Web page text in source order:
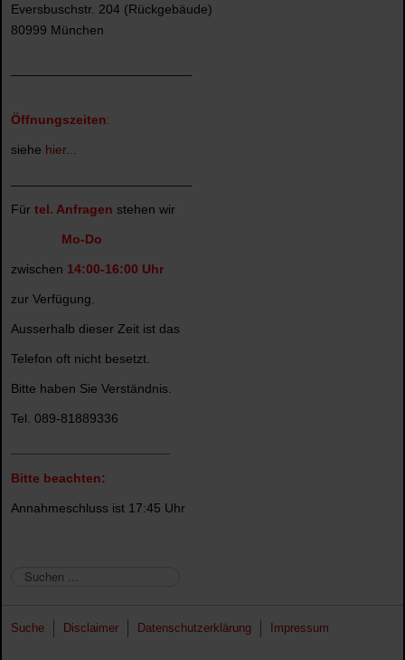
Eversbuschstr. 204 (Rückgebäude)
80999 München
Öffnungszeiten:
siehe hier...
Für tel. Anfragen stehen wir
Mo-Do
zwischen 14:00-16:00 Uhr
zur Verfügung.
Ausserhalb dieser Zeit ist das
Telefon oft nicht besetzt.
Bitte haben Sie Verständnis.
Tel. 089-81889336
Bitte beachten:
Annahmeschluss ist 17:45 Uhr
h
Suche Disclaimer Datenschutzerklärung Impressum